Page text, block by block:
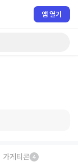
앱 열기
가게티콘 4